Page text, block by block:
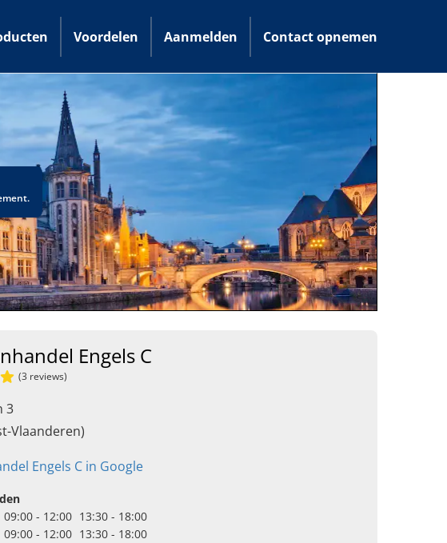
Voordelen Aanmelden Contact opnemen
.
Engels C
(3 reviews)
3
Vlaanderen)
Engels C in Google
09:00 - 12:00 13:30 - 18:00
09:00 - 12:00 13:30 - 18:00